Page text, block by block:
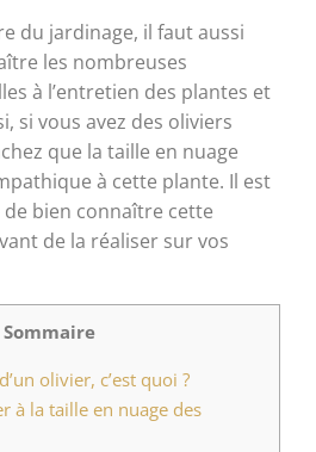
du jardinage, il faut aussi
les nombreuses
à l’entretien des plantes et
si vous avez des oliviers
que la taille en nuage
à cette plante. Il est
bien connaître cette
de la réaliser sur vos
Sommaire
olivier, c’est quoi ?
à la taille en nuage des